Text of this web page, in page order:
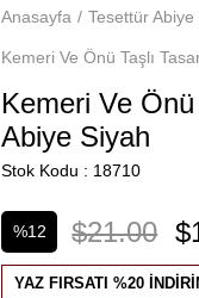
Anasayfa Tesettür Abiye
Kemeri Ve Önü Taşlı
Kemeri Ve Önü
Abiye Siyah
Stok Kodu 18710
%12
İndirim
$21.00
YAZ FIRSATI %20